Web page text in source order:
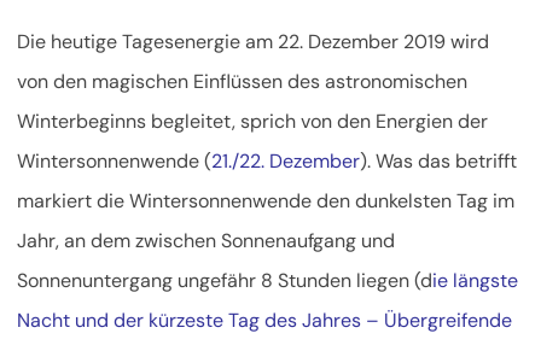
Die heutige Tagesenergie am 22. Dezember 2019 wird
von den magischen Einflüssen des astronomischen
Winterbeginns begleitet, sprich von den Energien der
Wintersonnenwende (21./22. Dezember). Was das betrifft
markiert die Wintersonnenwendeden dunkelsten Tag im
Jahr, an dem zwischen Sonnenaufgang und
Sonnenuntergang ungefähr 8 Stunden liegen (die längste
Nacht und der kürzeste Tag des Jahres – Übergreifende